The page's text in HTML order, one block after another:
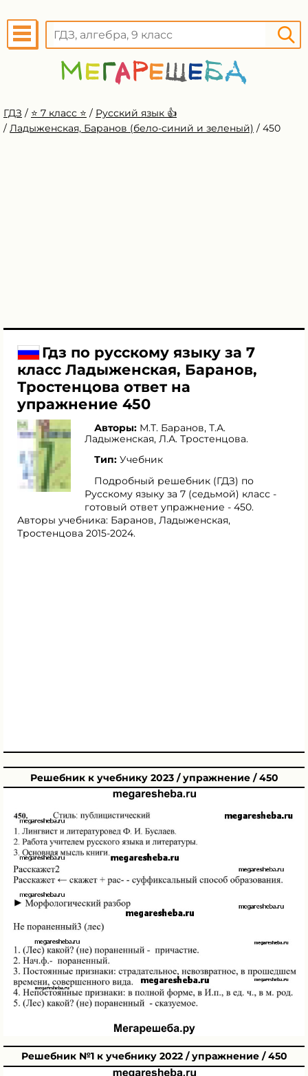
ГДЗ / ⭐️ 7 класс ⭐️ / Русский язык 👍
/ Ладыженская, Баранов (бело-синий и зеленый) / 450
Гдз по русскому языку за 7
класс Ладыженская, Баранов,
Тростенцова ответ на
упражнение 450
Авторы: М.Т. Баранов, Т.А.
Ладыженская, Л.А. Тростенцова.
Тип: Учебник
Подробный решебник (ГДЗ) по
Русскому языку за 7 (седьмой) класс -
готовый ответ упражнение - 450.
Авторы учебника: Баранов, Ладыженская,
Тростенцова 2015-2024.
Решебник к учебнику 2023 / упражнение / 450
Решебник №1 к учебнику 2022 / упражнение / 450